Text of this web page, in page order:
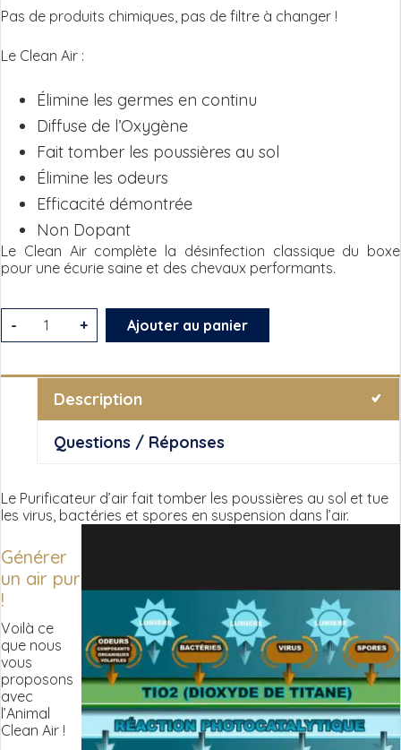
Pas de produits chimiques, pas de filtre à changer !
Le Clean Air :
Élimine les germes en continu
Diffuse de l’Oxygène
Fait tomber les poussières au sol
Élimine les odeurs
Efficacité démontrée
Non Dopant
Le Clean Air complète la désinfection classique du boxe
pour une écurie saine et des chevaux performants.
quantité
de
Purificateur
- + Ajouter au panier
Description
Questions / Réponses
Le Purificateur d’air fait tomber les poussières au sol et tue
les virus, bactéries et spores en suspension dans l’air.
Générer
un air pur
!
Voilà ce
que nous
vous
proposons
avec
l’Animal
Clean Air !